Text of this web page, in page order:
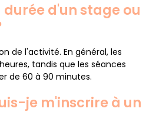
durée d'un stage ou
de l'activité. En général, les
tandis que les séances
de 60 à 90 minutes.
je m'inscrire à un